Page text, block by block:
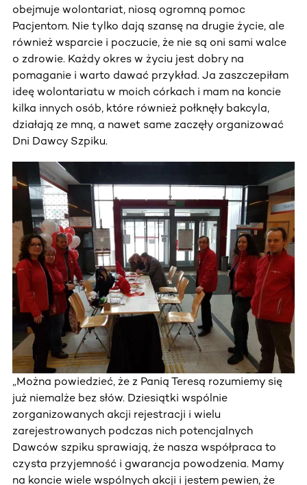
obejmuje wolontariat, niosą ogromną pomoc
Pacjentom. Nie tylko dają szansę na drugie życie, ale
również wsparcie i poczucie, że nie są oni sami walce
o zdrowie. Każdy okres w życiu jest dobry na
pomaganie i warto dawać przykład. Ja zaszczepiłam
ideę wolontariatu w moich córkach i mam na koncie
kilka innych osób, które również połknęły bakcyla,
działają ze mną, a nawet same zaczęły organizować
Dni Dawcy Szpiku.
„Można powiedzieć, że z Panią Teresą rozumiemy się
już niemalże bez słów. Dziesiątki wspólnie
zorganizowanych akcji rejestracji i wielu
zarejestrowanych podczas nich potencjalnych
Dawców szpiku sprawiają, że nasza współpraca to
czysta przyjemność i gwarancja powodzenia. Mamy
na koncie wiele wspólnych akcji i jestem pewien, że